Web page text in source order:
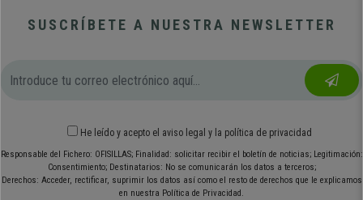
SUSCRÍBETE A NUESTRA NEWSLETTER
He leído y acepto el aviso legal y la política de privacidad
Responsable del Fichero: OFISILLAS; Finalidad: solicitar recibir el boletín de noticias; Legitimación:
Consentimiento; Destinatarios: No se comunicarán los datos a terceros;
Derechos: Acceder, rectificar, suprimir los datos así como el resto de derechos que le explicamos
en nuestra Política de Privacidad.